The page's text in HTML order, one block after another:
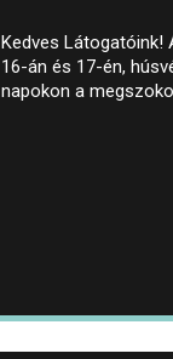
Kedves Látogatóink!
16-án és 17-én,
napokon a